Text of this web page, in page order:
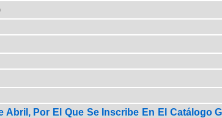
Abril, Por El Que Se Inscribe En El